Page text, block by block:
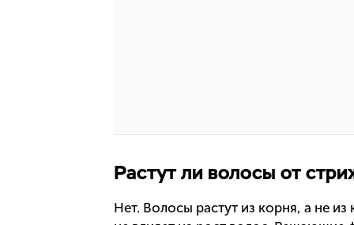
Растут ли волосы от
Нет. Волосы растут из корня, а не